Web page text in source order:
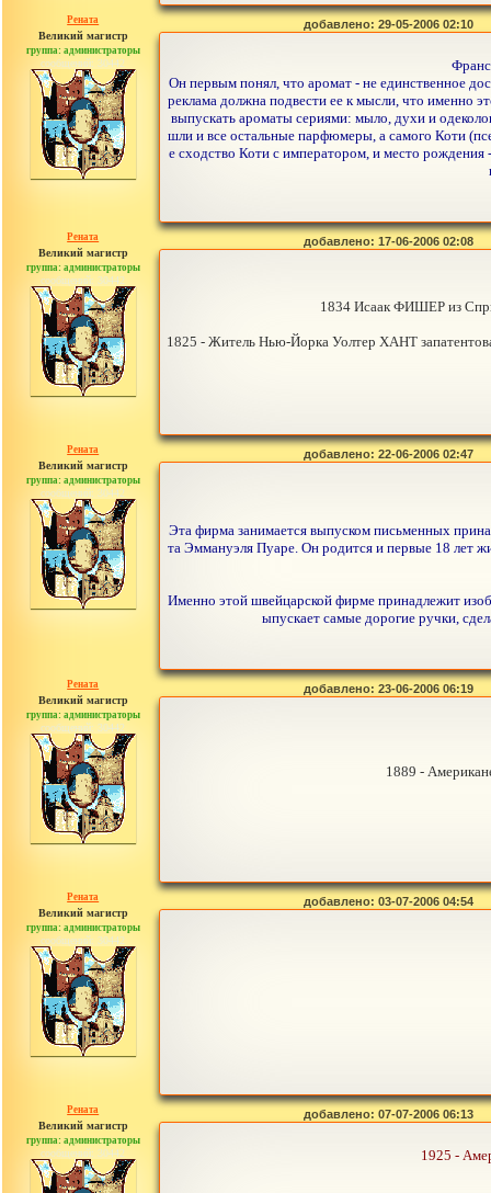
Рената
Великий магистр
группа: администраторы
сообщений: 30442
добавлено: 29-05-2006 02:10
Он первым понял, что аромат - не единственное
реклама должна подвести ее к мысли, что именно
выпускать ароматы сериями: мыло, духи и
шли и все остальные парфюмеры, а самого Коти
е сходство Коти с императором, и место рождения
Рената
Великий магистр
группа: администраторы
сообщений: 30442
добавлено: 17-06-2006 02:08
1834 Исаак ФИШЕР из
1825 - Житель Нью-Йорка Уолтер ХАНТ
Рената
Великий магистр
группа: администраторы
сообщений: 30442
добавлено: 22-06-2006 02:47
Эта фирма занимается выпуском письменных
та Эммануэля Пуаре. Он родится и первые 18 лет
Именно этой швейцарской фирме принадлежит
ыпускает самые дорогие ручки,
Рената
Великий магистр
группа: администраторы
сообщений: 30442
добавлено: 23-06-2006 06:19
1889 -
Рената
Великий магистр
группа: администраторы
сообщений: 30442
добавлено: 03-07-2006 04:54
Рената
Великий магистр
группа: администраторы
сообщений: 30442
добавлено: 07-07-2006 06:13
1925 -